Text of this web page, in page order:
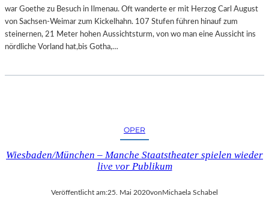
E
L
L
G
L
O
M
L
D
E
E
D
L
war Goethe zu Besuch in Ilmenau. Oft wanderte er mit Herzog Carl August
von Sachsen-Weimar zum Kickelhahn. 107 Stufen führen hinauf zum
steinernen, 21 Meter hohen Aussichtsturm, von wo man eine Aussicht ins
nördliche Vorland hat,bis Gotha,…
OPER
Wiesbaden/München – Manche Staatstheater spielen wieder
live vor Publikum
Veröffentlicht am:25. Mai 2020vonMichaela Schabel